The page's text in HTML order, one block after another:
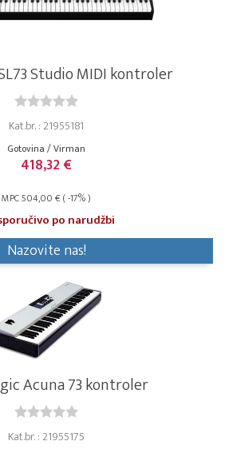
Studio MIDI kontroler
Kat.br. : 21955181
Gotovina / Virman
418,32 €
MPC 504,00 € ( -17% )
po narudžbi
Nazovite nas!
Acuna 73 kontroler
Kat.br. : 21955175